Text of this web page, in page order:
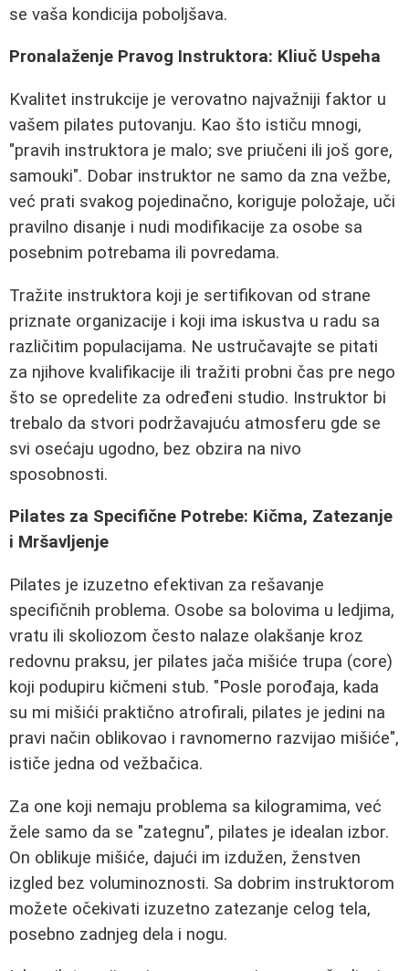
se vaša kondicija poboljšava.
Pronalaženje Pravog Instruktora: Kliuč Uspeha
Kvalitet instrukcije je verovatno najvažniji faktor u
vašem pilates putovanju. Kao što ističu mnogi,
"pravih instruktora je malo; sve priučeni ili još gore,
samouki". Dobar instruktor ne samo da zna vežbe,
već prati svakog pojedinačno, koriguje položaje, uči
pravilno disanje i nudi modifikacije za osobe sa
posebnim potrebama ili povredama.
Tražite instruktora koji je sertifikovan od strane
priznate organizacije i koji ima iskustva u radu sa
različitim populacijama. Ne ustručavajte se pitati
za njihove kvalifikacije ili tražiti probni čas pre nego
što se opredelite za određeni studio. Instruktor bi
trebalo da stvori podržavajuću atmosferu gde se
svi osećaju ugodno, bez obzira na nivo
sposobnosti.
Pilates za Specifične Potrebe: Kičma, Zatezanje
i Mršavljenje
Pilates je izuzetno efektivan za rešavanje
specifičnih problema. Osobe sa bolovima u ledjima,
vratu ili skoliozom često nalaze olakšanje kroz
redovnu praksu, jer pilates jača mišiće trupa (core)
koji podupiru kičmeni stub. "Posle porođaja, kada
su mi mišići praktično atrofirali, pilates je jedini na
pravi način oblikovao i ravnomerno razvijao mišiće",
ističe jedna od vežbačica.
Za one koji nemaju problema sa kilogramima, već
žele samo da se "zategnu", pilates je idealan izbor.
On oblikuje mišiće, dajući im izdužen, ženstven
izgled bez voluminoznosti. Sa dobrim instruktorom
možete očekivati izuzetno zatezanje celog tela,
posebno zadnjeg dela i nogu.